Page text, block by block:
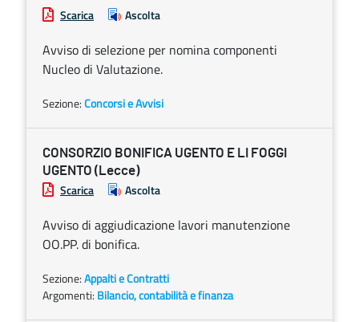
Scarica Ascolta
Avviso di selezione per nomina componenti
Nucleo di Valutazione.
Sezione:Concorsi e Avvisi
CONSORZIO BONIFICA UGENTO E LI FOGGI
UGENTO (Lecce)
Scarica Ascolta
Avviso di aggiudicazione lavori manutenzione
OO.PP. di bonifica.
Sezione:Appalti e Contratti
Argomenti: Bilancio, contabilità e finanza